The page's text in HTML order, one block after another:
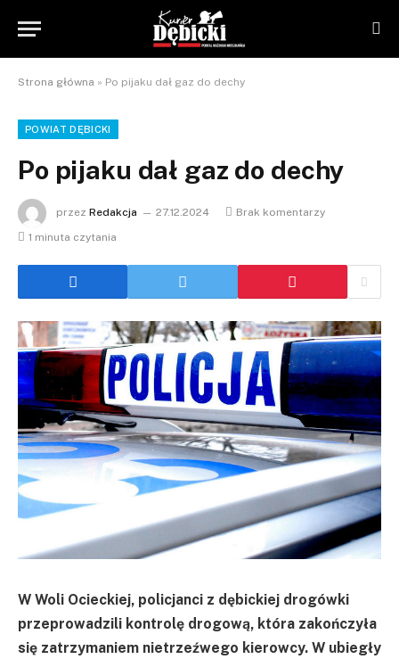
Strona główna » Po pijaku dał gaz do dechy
POWIAT DĘBICKI
Po pijaku dał gaz do dechy
przez Redakcja 27.12.2024
Brak komentarzy
1 minuta czytania
W Woli Ocieckiej, policjanci z dębickiej drogówki
przeprowadzili kontrolę drogową, która zakończyła
się zatrzymaniem nietrzeźwego kierowcy. W ubiegły